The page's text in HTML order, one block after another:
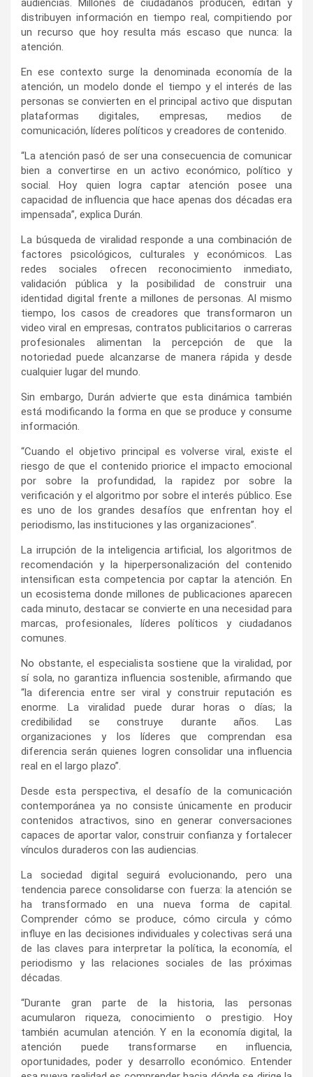
audiencias. Millones de ciudadanos producen, editan y
distribuyen información en tiempo real, compitiendo por
un recurso que hoy resulta más escaso que nunca: la
atención.
En ese contexto surge la denominada economía de la
atención, un modelo donde el tiempo y el interés de las
personas se convierten en el principal activo que disputan
plataformas digitales, empresas, medios de
comunicación, líderes políticos y creadores de contenido.
“La atención pasó de ser una consecuencia de comunicar
bien a convertirse en un activo económico, político y
social. Hoy quien logra captar atención posee una
capacidad de influencia que hace apenas dos décadas era
impensada”, explica Durán.
La búsqueda de viralidad responde a una combinación de
factores psicológicos, culturales y económicos. Las
redes sociales ofrecen reconocimiento inmediato,
validación pública y la posibilidad de construir una
identidad digital frente a millones de personas. Al mismo
tiempo, los casos de creadores que transformaron un
video viral en empresas, contratos publicitarios o carreras
profesionales alimentan la percepción de que la
notoriedad puede alcanzarse de manera rápida y desde
cualquier lugar del mundo.
Sin embargo, Durán advierte que esta dinámica también
está modificando la forma en que se produce y consume
información.
“Cuando el objetivo principal es volverse viral, existe el
riesgo de que el contenido priorice el impacto emocional
por sobre la profundidad, la rapidez por sobre la
verificación y el algoritmo por sobre el interés público. Ese
es uno de los grandes desafíos que enfrentan hoy el
periodismo, las instituciones y las organizaciones”.
La irrupción de la inteligencia artificial, los algoritmos de
recomendación y la hiperpersonalización del contenido
intensifican esta competencia por captar la atención. En
un ecosistema donde millones de publicaciones aparecen
cada minuto, destacar se convierte en una necesidad para
marcas, profesionales, líderes políticos y ciudadanos
comunes.
No obstante, el especialista sostiene que la viralidad, por
sí sola, no garantiza influencia sostenible, afirmando que
“la diferencia entre ser viral y construir reputación es
enorme. La viralidad puede durar horas o días; la
credibilidad se construye durante años. Las
organizaciones y los líderes que comprendan esa
diferencia serán quienes logren consolidar una influencia
real en el largo plazo”.
Desde esta perspectiva, el desafío de la comunicación
contemporánea ya no consiste únicamente en producir
contenidos atractivos, sino en generar conversaciones
capaces de aportar valor, construir confianza y fortalecer
vínculos duraderos con las audiencias.
La sociedad digital seguirá evolucionando, pero una
tendencia parece consolidarse con fuerza: la atención se
ha transformado en una nueva forma de capital.
Comprender cómo se produce, cómo circula y cómo
influye en las decisiones individuales y colectivas será una
de las claves para interpretar la política, la economía, el
periodismo y las relaciones sociales de las próximas
décadas.
“Durante gran parte de la historia, las personas
acumularon riqueza, conocimiento o prestigio. Hoy
también acumulan atención. Y en la economía digital, la
atención puede transformarse en influencia,
oportunidades, poder y desarrollo económico. Entender